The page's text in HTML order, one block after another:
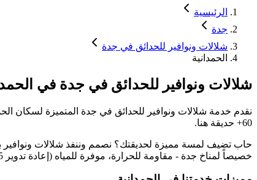
الرئيسية
جدة
شلالات ونوافير للحدائق في جدة
الحمدانية
شلالات ونوافير للحدائق في جدة في
نقدم خدمة شلالات ونوافير للحدائق في جدة المتميزة لسكان
60+ حديقة هنا.
حاب تضيف لمسة مميزة لحديقتك؟ نصمم وننفذ شلالات ونوافير
خصيصاً لمناخ جدة - مقاومة للحرارة، موفرة للمياه (إعادة تدوير 95%)، ومضخات قليلة الاستهلاك.